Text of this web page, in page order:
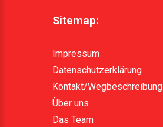
Sitemap:
Impressum
Datenschutzerklärung
Kontakt/Wegbeschreibung
Über uns
Das Team